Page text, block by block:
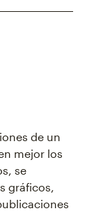
de un
mejor los
se
gráficos,